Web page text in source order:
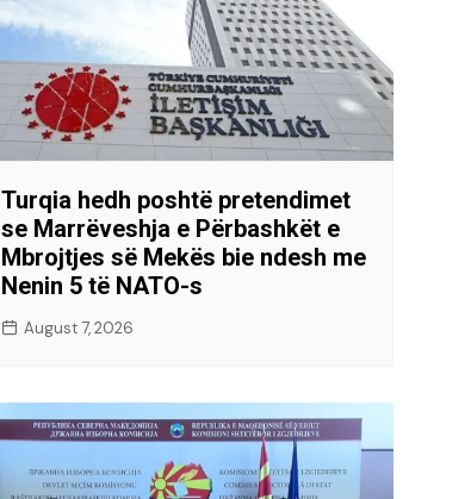
Turqia hedh poshtë pretendimet
se Marrëveshja e Përbashkët e
Mbrojtjes së Mekës bie ndesh me
Nenin 5 të NATO-s
August 7, 2026